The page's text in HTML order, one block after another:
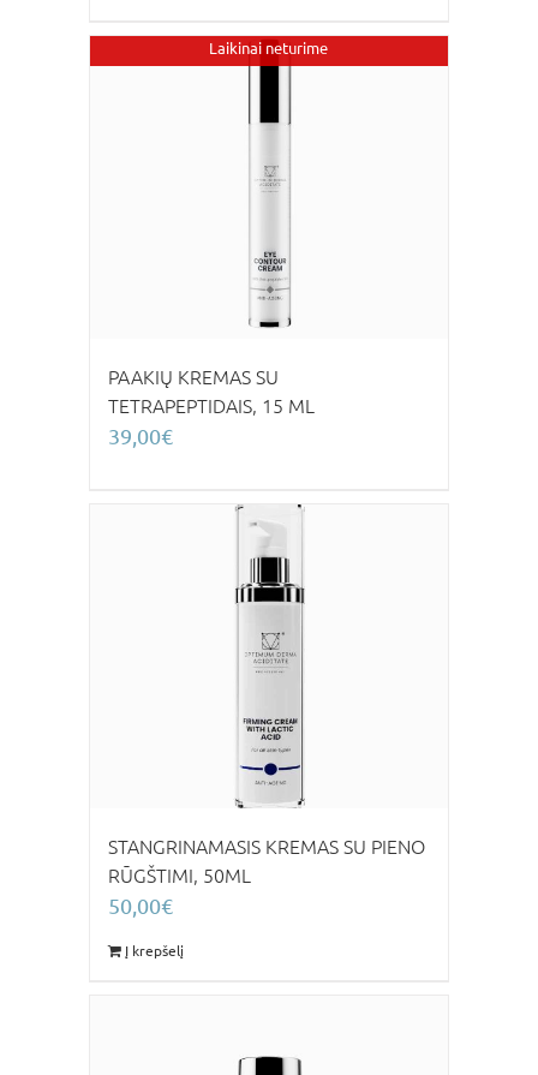
Laikinai neturime
PAAKIŲ KREMAS SU
TETRAPEPTIDAIS, 15 ML
39,00€
STANGRINAMASIS KREMAS SU PIENO
RŪGŠTIMI, 50ML
50,00€
Į krepšelį